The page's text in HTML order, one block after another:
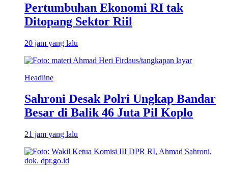
Pertumbuhan Ekonomi RI tak
Ditopang Sektor Riil
20 jam yang lalu
Headline
Sahroni Desak Polri Ungkap Bandar
Besar di Balik 46 Juta Pil Koplo
21 jam yang lalu